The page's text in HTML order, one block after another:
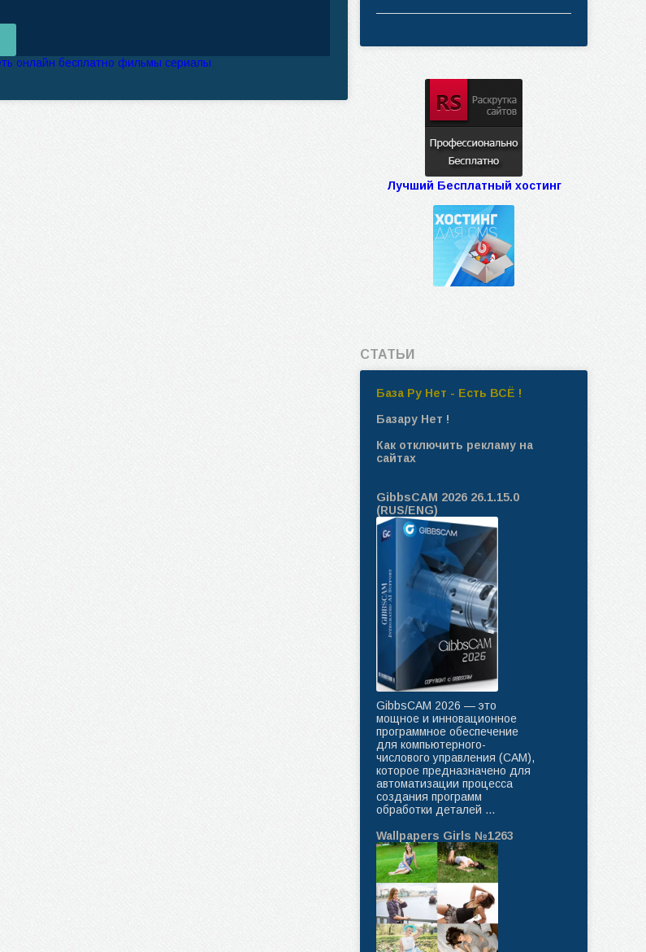
Лучший Бесплатный хостинг
СТАТЬИ
База Ру Нет - Есть ВСЁ !
Базару Нет !
Как отключить рекламу на
сайтах
GibbsCAM 2026 26.1.15.0
(RUS/ENG)
GibbsCAM 2026 — это
мощное и инновационное
программное обеспечение
для компьютерного-
числового управления (CAM),
которое предназначено для
автоматизации процесса
создания программ
обработки деталей ...
Wallpapers Girls №1263